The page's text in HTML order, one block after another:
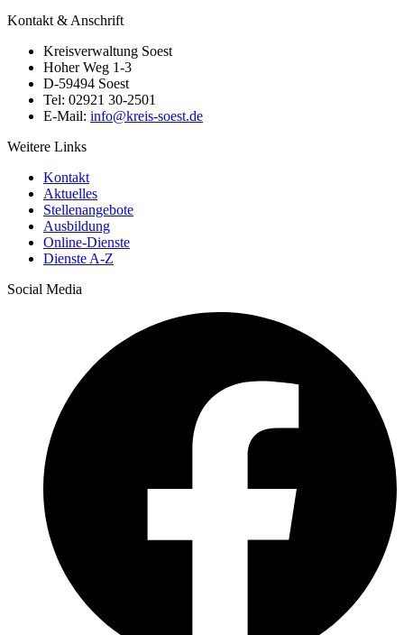
Kontakt & Anschrift
Kreisverwaltung Soest
Hoher Weg 1-3
D-59494 Soest
Tel: 02921 30-2501
E-Mail: info@​kreis-soest.de
Weitere Links
Kontakt
Aktuelles
Stellenangebote
Ausbildung
Online-Dienste
Dienste A-Z
Social Media